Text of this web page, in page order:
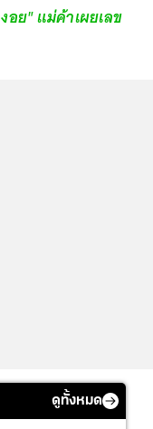
ย" แม่ค้าเผยเลข
ดูทั้งหมด